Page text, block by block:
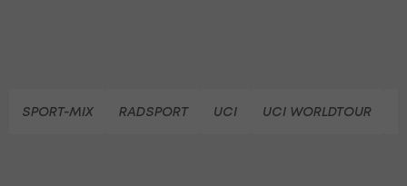
SPORT-MIX RADSPORT UCI UCI WORLDTOUR